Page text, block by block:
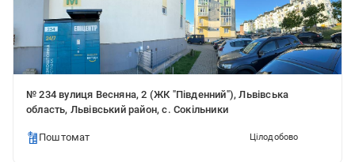
№ 234 вулиця Весняна, 2 (ЖК "Південний"), Львівська
область, Львівський район, с. Сокільники
Поштомат Цілодобово